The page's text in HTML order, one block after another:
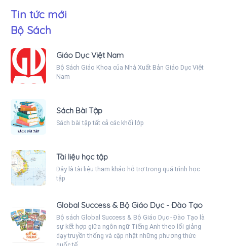
Tin tức mới
Bộ Sách
Giáo Dục Việt Nam
Bộ Sách Giáo Khoa của Nhà Xuất Bản Giáo Dục Việt
Nam
Sách Bài Tập
Sách bài tập tất cả các khối lớp
Tài liệu học tập
Đây là tài liệu tham khảo hỗ trợ trong quá trình học
tập
Global Success & Bộ Giáo Dục - Đào Tạo
Bộ sách Global Success & Bộ Giáo Dục - Đào Tạo là
sự kết hợp giữa ngôn ngữ Tiếng Anh theo lối giảng
dạy truyền thống và cập nhật những phương thức